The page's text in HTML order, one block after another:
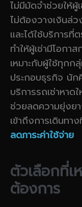
ไม่มีมัดจำช่วยให้ผู้
ไม่ต้องวางเงินล่
และได้ใช้บริการ
ทำให้ผู้เช่ามีโอกา
เหมาะกับผู้ใช้ทุกก
ประกอบธุรกิจ นัก
บริการรถเช่าหาด
ช่วยลดความยุ่งย
เข้าถึงการเดินทา
ลดภาระค่าใช้จ่าย
ตัวเลือกที่เ
ต้องการ